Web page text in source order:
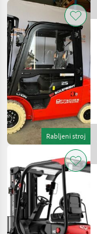
Rabljeni stroj